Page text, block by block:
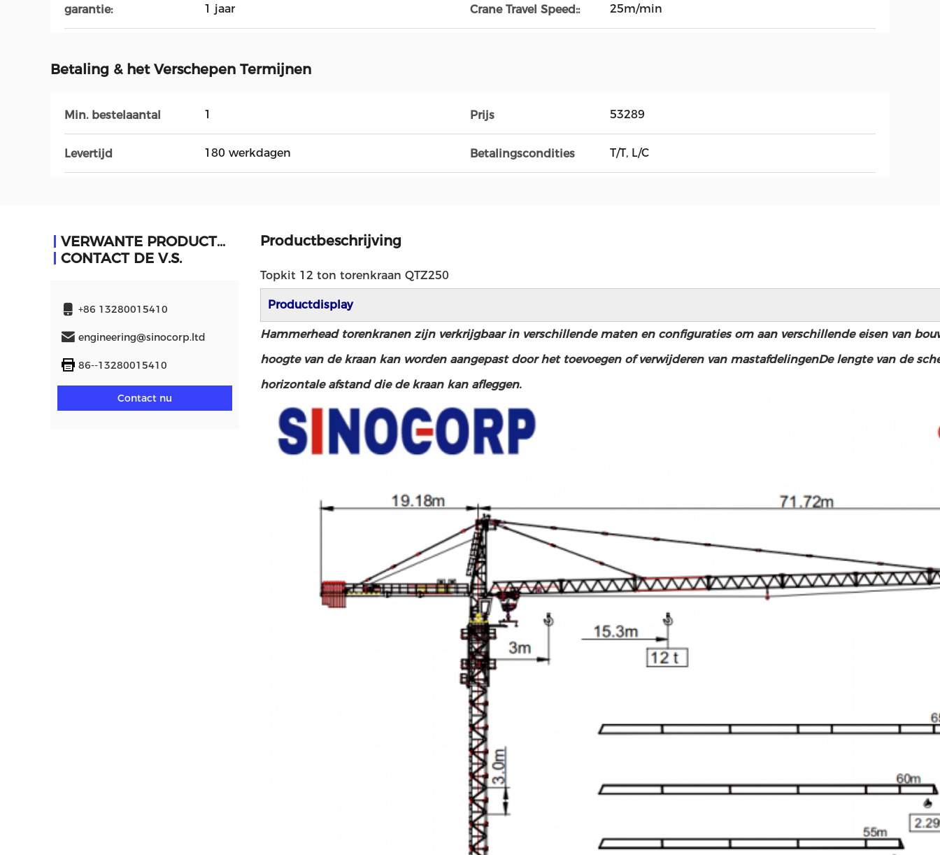
garantie: 1 jaar Crane Travel Speed:: 25m/min
Betaling & het Verschepen Termijnen
Min. bestelaantal 1 Prijs 53289
Levertijd 180 werkdagen Betalingscondities T/T, L/C
VERWANTE PRODUCTEN
CONTACT DE V.S.
+86 13280015410
engineering@sinocorp.ltd
86--13280015410
Contact nu
Productbeschrijving
Topkit 12 ton torenkraan QTZ250
Productdisplay
Hammerhead torenkranen zijn verkrijgbaar in verschillende maten en configuraties om aan verschillende eisen van
hoogte van de kraan kan worden aangepast door het toevoegen of verwijderen van mastafdelingenDe lengte van de
horizontale afstand die de kraan kan afleggen.